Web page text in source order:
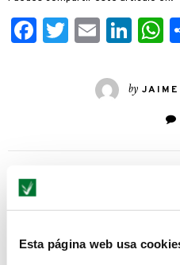
Esta página web usa
Facebook
Twitter
Email
by JAIME
YOU MIGHT